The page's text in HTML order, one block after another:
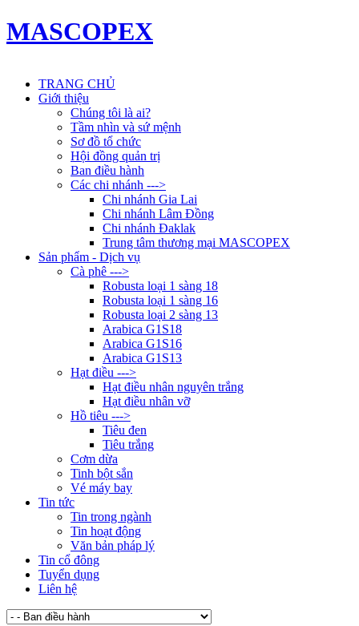
MASCOPEX
TRANG CHỦ
Giới thiệu
Chúng tôi là ai?
Tầm nhìn và sứ mệnh
Sơ đồ tổ chức
Hội đồng quản trị
Ban điều hành
Các chi nhánh --->
Chi nhánh Gia Lai
Chi nhánh Lâm Đồng
Chi nhánh Đaklak
Trung tâm thương mại MASCOPEX
Sản phẩm - Dịch vụ
Cà phê --->
Robusta loại 1 sàng 18
Robusta loại 1 sàng 16
Robusta loại 2 sàng 13
Arabica G1S18
Arabica G1S16
Arabica G1S13
Hạt điều --->
Hạt điều nhân nguyên trắng
Hạt điều nhân vỡ
Hồ tiêu --->
Tiêu đen
Tiêu trắng
Cơm dừa
Tinh bột sắn
Vé máy bay
Tin tức
Tin trong ngành
Tin hoạt động
Văn bản pháp lý
Tin cổ đông
Tuyển dụng
Liên hệ